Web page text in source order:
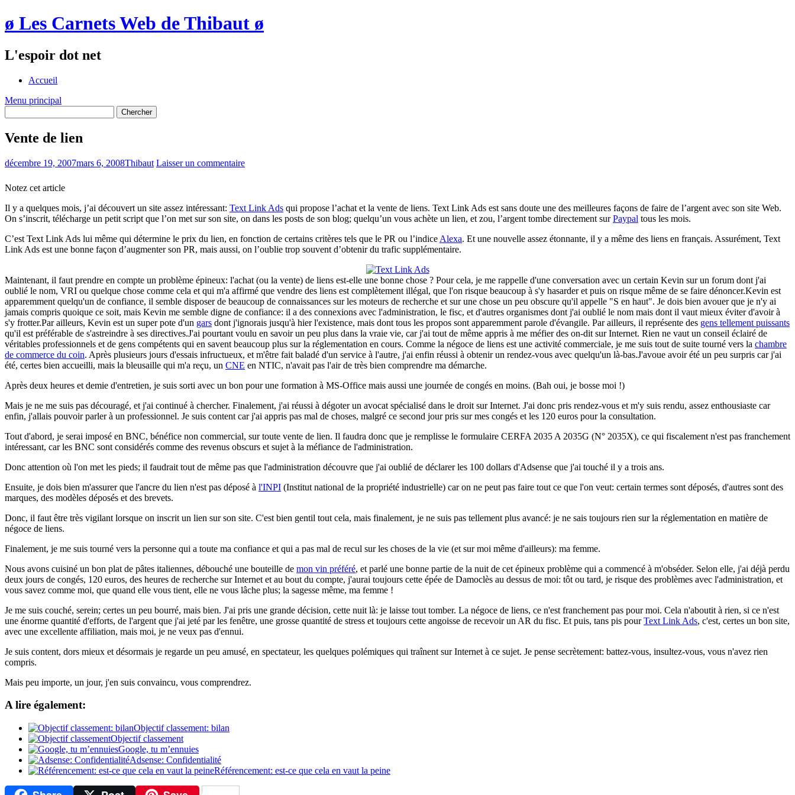
ø Les Carnets Web de Thibaut ø
L'espoir dot net
Accueil
Menu principal
Vente de lien
décembre 19, 2007mars 6, 2008Thibaut Laisser un commentaire
Notez cet article
Il y a quelques mois, j’ai découvert un site assez intéressant: Text Link Ads qui propose l’achat et la vente de liens. Text Link Ads est sans doute une des meilleures façons de faire de l’argent avec son site Web.
On s’inscrit, télécharge un petit script que l’on met sur son site, on dans les posts de son blog; quelqu’un vous achète un lien, et zou, l’argent tombe directement surPaypal tous les mois.
C’est Text Link Ads lui même qui détermine le prix du lien, en fonction de certains critères tels que le PR ou l’indice Alexa. Et une nouvelle assez étonnante, il y a même des liens en français. Assurément, Text
Link Ads est une bonne façon d’augmenter son PR, mais aussi, on l’oublie trop souvent d’obtenir du trafic supplémentaire.
Maintenant, il faut prendre en compte un problème épineux: l'achat (ou la vente) de liens est-elle une bonne chose ? Pour cela, je me rappelle d'une conversation avec un certain Kevin sur un forum dont j'ai
oublié le nom, VRI ou quelque chose comme cela et qui m'a affirmé que vendre des liens est complètement illégal, que l'on risque beaucoup à s'y hasarder et puis on risque même de se faire dénoncer.Kevin est
apparemment quelqu'un de confiance, il semble disposer de beaucoup de connaissances sur les moteurs de recherche et sur une chose un peu obscure qu'il appelle "S en haut". Je dois bien avouer que je n'y ai
jamais compris quoique ce soit, mais Kevin me semble digne de confiance: il a des connexions avec l'administration, le fisc, et d'autres organismes dont j'ai oublié le nom mais dont il vaut mieux éviter d'avoir à
s'y frotter.Par ailleurs, Kevin est un super pote d'un gars dont j'ignorais jusqu'à hier l'existence, mais dont tous les propos sont apparemment parole d'évangile. Par ailleurs, il représente des gens tellement puissants
qu'il est préférable de s'astreindre à ses directives.J'ai pourtant voulu en savoir un peu plus dans la vraie vie, car j'ai tout de même appris à me méfier des on-dit sur Internet. Rien ne vaut un conseil éclairé de
véritables professionnels et de gens compétents qui en savent beaucoup plus sur la réglementation en cours. Comme la négoce de liens est une activité commerciale, je me suis tout de suite tourné vers la chambre
de commerce du coin. Après plusieurs jours d'essais infructueux, et m'être fait baladé d'un service à l'autre, j'ai enfin réussi à obtenir un rendez-vous avec quelqu'un là-bas.J'avoue avoir été un peu surpris car j'ai
été, certes bien accueilli, mais la bleusaille qui m'a reçu, un CNE en NTIC, n'avait pas l'air de très bien comprendre ma démarche.
Après deux heures et demie d'entretien, je suis sorti avec un bon pour une formation à MS-Office mais aussi une journée de congés en moins. (Bah oui, je bosse moi !)
Mais je ne me suis pas découragé, et j'ai continué à chercher. Finalement, j'ai réussi à dégoter un avocat spécialisé dans le droit sur Internet. J'ai donc pris rendez-vous et m'y suis rendu, assez enthousiaste car
enfin, j'allais pouvoir parler à un professionnel. Je suis content car j'ai appris pas mal de choses, malgré ce second jour pris sur mes congés et les 120 euros pour la consultation.
Tout d'abord, je serai imposé en BNC, bénéfice non commercial, sur toute vente de lien. Il faudra donc que je remplisse le formulaire CERFA 2035 A 2035G (N° 2035X), ce qui fiscalement n'est pas franchement
intéressant, car les BNC sont considérés comme des revenus obscurs et sujet à la méfiance de l'administration.
Donc attention où l'on met les pieds; il faudrait tout de même pas que l'administration découvre que j'ai oublié de déclarer les 100 dollars d'Adsense que j'ai touché il y a trois ans.
Ensuite, je dois bien m'assurer que l'ancre du lien n'est pas déposé à l'INPI (Institut national de la propriété industrielle) car on ne peut pas faire tout ce que l'on veut: certain termes sont déposés, d'autres sont des
marques, des modèles déposés et des brevets.
Donc, il faut être très vigilant lorsque on inscrit un lien sur son site. C'est bien gentil tout cela, mais finalement, je ne suis pas tellement plus avancé: je ne sais toujours rien sur la réglementation en matière de
négoce de liens.
Finalement, je me suis tourné vers la personne qui a toute ma confiance et qui a pas mal de recul sur les choses de la vie (et sur moi même d'ailleurs): ma femme.
Nous avons cuisiné un bon plat de pâtes italiennes, débouché une bouteille de mon vin préféré, et parlé une bonne partie de la nuit de cet épineux problème qui a commencé à m'obséder. Selon elle, j'ai déjà perdu
deux jours de congés, 120 euros, des heures de recherche sur Internet et au bout du compte, j'aurai toujours cette épée de Damoclès au dessus de moi: tôt ou tard, je risque des problèmes avec l'administration, et
vous savez comme moi, que quand elle vous tient, elle ne vous lâche plus; la sagesse même, ma femme !
Je me suis couché, serein; certes un peu bourré, mais bien. J'ai pris une grande décision, cette nuit là: je laisse tout tomber. La négoce de liens, ce n'est franchement pas pour moi. Cela n'aboutit à rien, si ce n'est
une énorme quantité d'efforts, de l'argent que j'ai jeté par les fenêtre, une grosse quantité de stress et toujours cette angoisse de recevoir un AR du fisc. Et puis, tans pis pourText Link Ads, c'est, certes un bon site,
avec une excellente affiliation, mais moi, je ne veux pas d'ennui.
Je suis content, dors mieux et désormais je regarde un peu amusé, en spectateur, les quelques polémiques qui traînent sur Internet à ce sujet. Je pense secrètement: battez-vous, insultez-vous, vous n'avez rien
compris.
Mais peu importe, un jour, j'en suis convaincu, vous comprendrez.
A lire également:
Objectif classement: bilan
Objectif classement
Google, tu m’ennuies
Adsense: Confidentialité
Référencement: est-ce que cela en vaut la peine